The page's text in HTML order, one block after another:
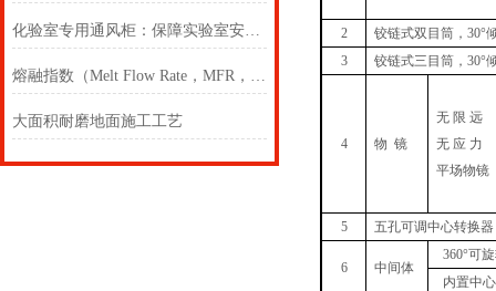
化验室专用通风柜：保障实验室安全的重要设备
熔融指数（Melt Flow Rate，MFR，MI，MVR）
大面积耐磨地面施工工艺
2 铰链式双目筒，30°
3
铰链式三目筒，30°
4 物 镜
无 限 远
无 应 力
平场物镜
5 五孔可调中心转换
6 中间体
360°可
内置中